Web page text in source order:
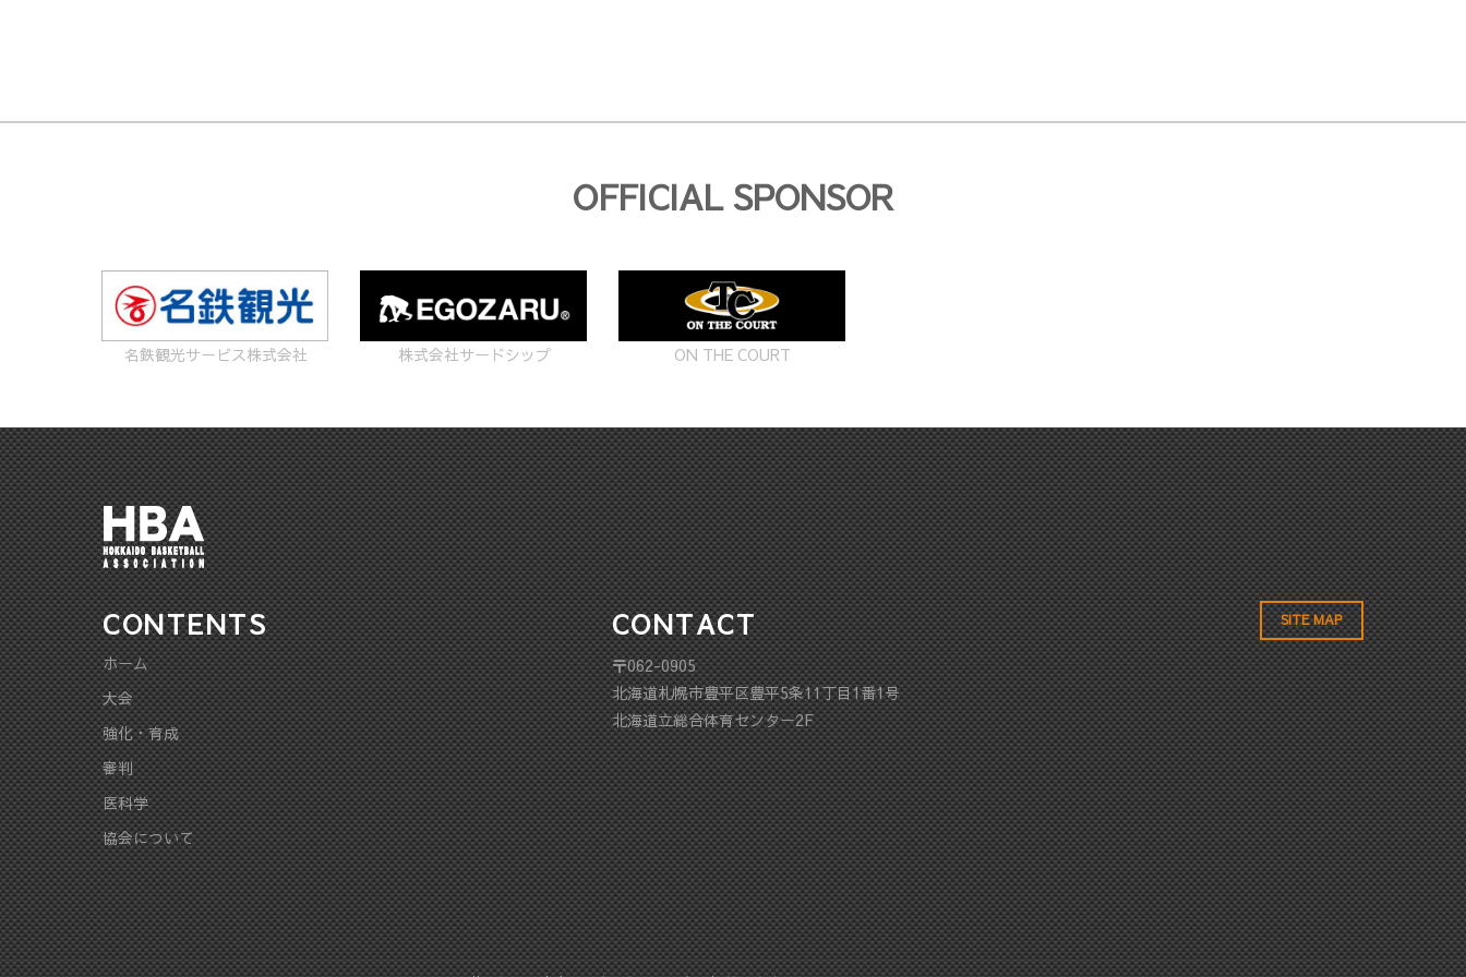
OFFICIAL SPONSOR
名鉄観光サービス株式会社 株式会社サードシップ ON THE COURT
CONTENTS
ホーム
大会
強化・育成
審判
医科学
協会について
CONTACT
〒062-0905
北海道札幌市豊平区豊平5条11丁目1番1号
北海道立総合体育センター2F
SITE MAP